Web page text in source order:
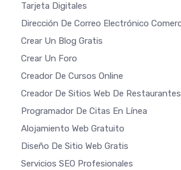
Tarjeta Digitales
Dirección De Correo Electrónico
Crear Un Blog Gratis
Crear Un Foro
Creador De Cursos Online
Creador De Sitios Web De Restaurantes
Programador De Citas En Línea
Alojamiento Web Gratuito
Diseño De Sitio Web Gratis
Servicios SEO Profesionales